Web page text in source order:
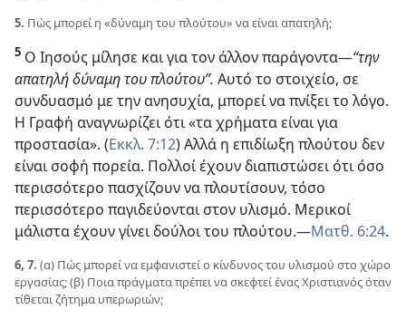
5. Πώς μπορεί η «δύναμη του πλούτου» να είναι απατηλή;
5 Ο Ιησούς μίλησε και για τον άλλον παράγοντα​—“την
απατηλή δύναμη του πλούτου”. Αυτό το στοιχείο, σε
συνδυασμό με την ανησυχία, μπορεί να πνίξει το λόγο.
Η Γραφή αναγνωρίζει ότι «τα χρήματα είναι για
προστασία». (Εκκλ. 7:12) Αλλά η επιδίωξη πλούτου δεν
είναι σοφή πορεία. Πολλοί έχουν διαπιστώσει ότι όσο
περισσότερο πασχίζουν να πλουτίσουν, τόσο
περισσότερο παγιδεύονται στον υλισμό. Μερικοί
μάλιστα έχουν γίνει δούλοι του πλούτου.​—Ματθ. 6:24.
6, 7. (α) Πώς μπορεί να εμφανιστεί ο κίνδυνος του υλισμού στο χώρο
εργασίας; (β) Ποια πράγματα πρέπει να σκεφτεί ένας Χριστιανός όταν
τίθεται ζήτημα υπερωριών;